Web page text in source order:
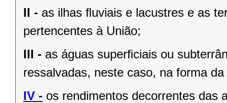
II - as ilhas ﬂuviais e lacustres e as
pertencentes à União;
III - as águas superﬁciais ou
ressalvadas, neste caso, na forma
IV - os rendimentos decorrentes das